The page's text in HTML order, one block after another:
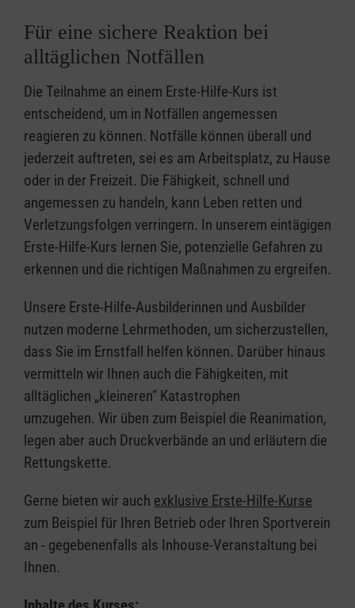
Für eine sichere Reaktion bei
alltäglichen Notfällen
Die Teilnahme an einem Erste-Hilfe-Kurs ist
entscheidend, um in Notfällen angemessen
reagieren zu können. Notfälle können überall und
jederzeit auftreten, sei es am Arbeitsplatz, zu Hause
oder in der Freizeit. Die Fähigkeit, schnell und
angemessen zu handeln, kann Leben retten und
Verletzungsfolgen verringern. In unserem eintägigen
Erste-Hilfe-Kurs lernen Sie, potenzielle Gefahren zu
erkennen und die richtigen Maßnahmen zu ergreifen.
Unsere Erste-Hilfe-Ausbilderinnen und Ausbilder
nutzen moderne Lehrmethoden, um sicherzustellen,
dass Sie im Ernstfall helfen können. Darüber hinaus
vermitteln wir Ihnen auch die Fähigkeiten, mit
alltäglichen „kleineren” Katastrophen
umzugehen. Wir üben zum Beispiel die Reanimation,
legen aber auch Druckverbände an und erläutern die
Rettungskette.
Gerne bieten wir auch exklusive Erste-Hilfe-Kurse
zum Beispiel für Ihren Betrieb oder Ihren Sportverein
an - gegebenenfalls als Inhouse-Veranstaltung bei
Ihnen.